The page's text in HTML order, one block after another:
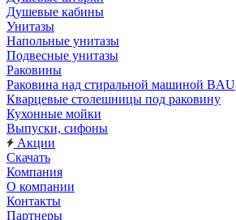
Душевые кабины
Унитазы
Напольные унитазы
Подвесные унитазы
Раковины
Раковина над стиральной машиной BAU
Кварцевые столешницы под раковину
Кухонные мойки
Выпуски, сифоны
Акции
Скачать
Компания
О компании
Контакты
Партнеры